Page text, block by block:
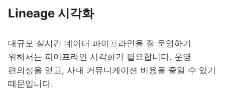
Lineage 시각화
대규모 실시간 데이터 파이프라인을 잘 운영하기
위해서는 파이프라인 시각화가 필요합니다. 운영
편의성을 얻고, 사내 커뮤니케이션 비용을 줄일 수 있기
때문입니다.